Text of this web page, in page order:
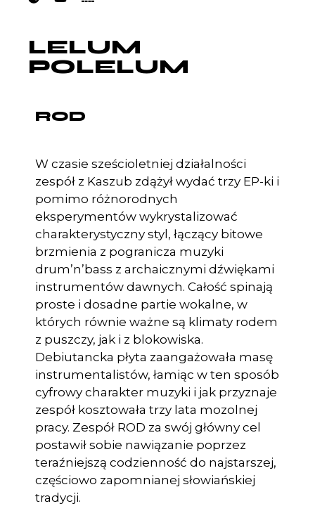
LELUM
POLELUM
ROD
W czasie sześcioletniej działalności
zespół z Kaszub zdążył wydać trzy EP-ki i
pomimo różnorodnych
eksperymentów wykrystalizować
charakterystyczny styl, łączący bitowe
brzmienia z pogranicza muzyki
drum’n’bass z archaicznymi dźwiękami
instrumentów dawnych. Całość spinają
proste i dosadne partie wokalne, w
których równie ważne są klimaty rodem
z puszczy, jak i z blokowiska.
Debiutancka płyta zaangażowała masę
instrumentalistów, łamiąc w ten sposób
cyfrowy charakter muzyki i jak przyznaje
zespół kosztowała trzy lata mozolnej
pracy. Zespół ROD za swój główny cel
postawił sobie nawiązanie poprzez
teraźniejszą codzienność do najstarszej,
częściowo zapomnianej słowiańskiej
tradycji.